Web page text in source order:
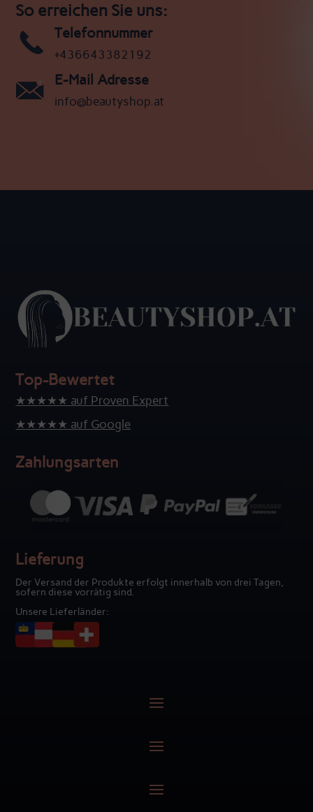
So erreichen Sie uns:
Telefonnummer
+436643382192
E-Mail Adresse
info@beautyshop.at
Top-Bewertet
★★★★★ auf Proven Expert
★★★★★ auf Google
Zahlungsarten
Lieferung
Der Versand der Produkte erfolgt innerhalb von drei Tagen,
sofern diese vorrätig sind.
Unsere Lieferländer: